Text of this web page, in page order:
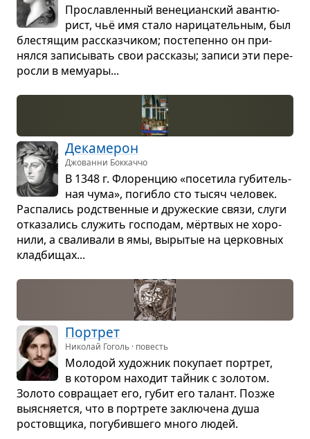
Про­слав­лен­ный вене­ци­ан­ский аван­тю­
рист, чьё имя стало нари­ца­тель­ным, был
бле­стя­щим рас­сказ­чи­ком; посте­пенно он при­
нялся запи­сы­вать свои рас­сказы; записи эти пере­
росли в мему­ары...
Дека­ме­рон
Джованни Боккаччо
В 1348 г. Фло­рен­цию «посе­тила губи­тель­
ная чума», погибло сто тысяч чело­век.
Рас­па­лись род­ствен­ные и дру­же­ские связи, слуги
отка­за­лись слу­жить гос­по­дам, мёрт­вых не хоро­
нили, а сва­ли­вали в ямы, выры­тые на цер­ков­ных
клад­би­щах...
Пор­трет
Николай Гоголь · повесть
Моло­дой худож­ник поку­пает пор­трет,
в кото­ром нахо­дит тай­ник с золо­том.
Золото совра­щает его, губит его талант. Позже
выяс­ня­ется, что в пор­трете заклю­чена душа
ростов­щика, погу­бив­шего много людей.